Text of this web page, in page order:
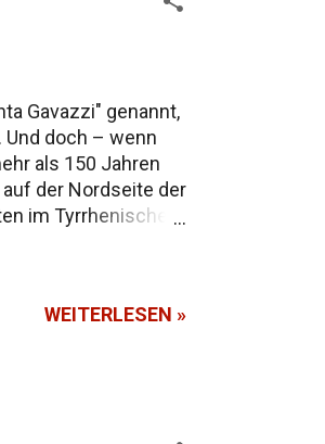
Gavazzi" genannt,
doch – wenn
als 150 Jahren
der Nordseite der
im Tyrrhenischen
der Blick weit
WEITERLESEN »